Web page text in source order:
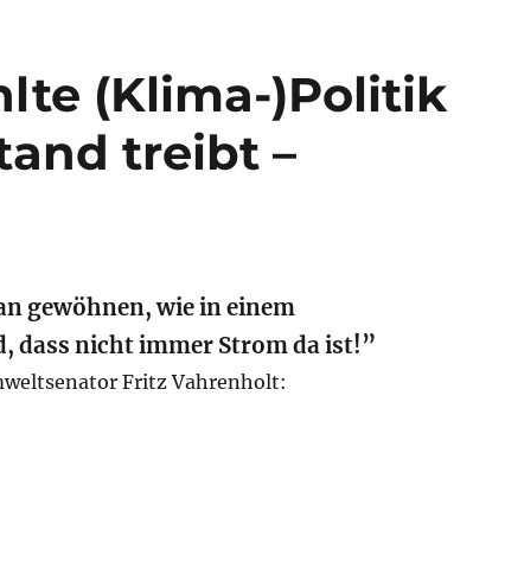
(Klima-)Politik
treibt –
gewöhnen, wie in einem
dass nicht immer Strom da ist!”
Fritz Vahrenholt: